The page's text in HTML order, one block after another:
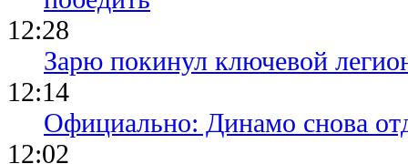
12:28
Зарю покинул ключевой
12:14
Официально: Динамо снова
12:02